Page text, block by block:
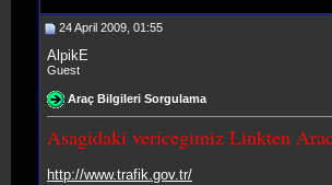
24 April 2009, 01:55
AlpikE
Guest
Araç Bilgileri Sorgulama
Asagidaki vericegimiz Linkten
http://www.trafik.gov.tr/